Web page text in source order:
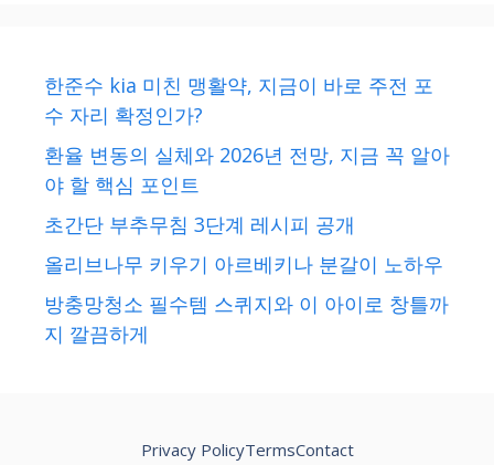
한준수 kia 미친 맹활약, 지금이 바로 주전 포
수 자리 확정인가?
환율 변동의 실체와 2026년 전망, 지금 꼭 알아
야 할 핵심 포인트
초간단 부추무침 3단계 레시피 공개
올리브나무 키우기 아르베키나 분갈이 노하우
방충망청소 필수템 스퀴지와 이 아이로 창틀까
지 깔끔하게
Privacy PolicyTermsContact